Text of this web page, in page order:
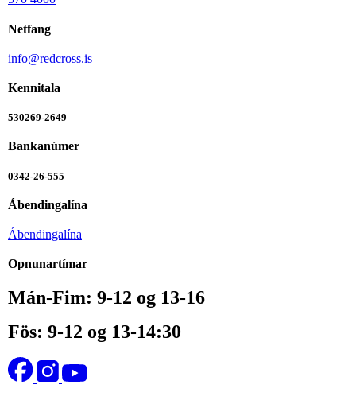
Netfang
info@redcross.is
Kennitala
530269-2649
Bankanúmer
0342-26-555
Ábendingalína
Ábendingalína
Opnunartímar
Mán-Fim: 9-12 og 13-16
Fös: 9-12 og 13-14:30